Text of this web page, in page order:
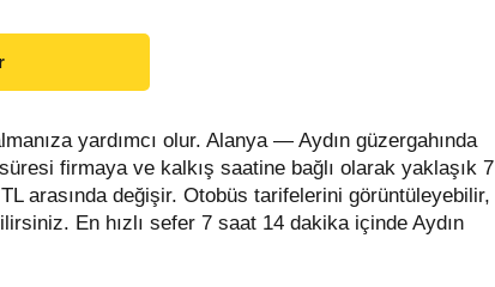
yardımcı olur. Alanya — Aydın güzergahında
firmaya ve kalkış saatine bağlı olarak yaklaşık 7
arasında değişir. Otobüs tarifelerini görüntüleyebilir,
En hızlı sefer 7 saat 14 dakika içinde Aydın